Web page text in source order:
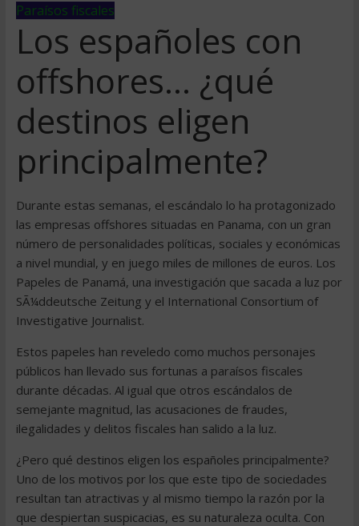
Paraísos fiscales
Los españoles con
offshores… ¿qué
destinos eligen
principalmente?
Durante estas semanas, el escándalo lo ha protagonizado
las empresas offshores situadas en Panama, con un gran
número de personalidades políticas, sociales y económicas
a nivel mundial, y en juego miles de millones de euros. Los
Papeles de Panamá, una investigación que sacada a luz por
SÃ¼ddeutsche Zeitung y el International Consortium of
Investigative Journalist.
Estos papeles han reveledo como muchos personajes
públicos han llevado sus fortunas a paraísos fiscales
durante décadas. Al igual que otros escándalos de
semejante magnitud, las acusaciones de fraudes,
ilegalidades y delitos fiscales han salido a la luz.
¿Pero qué destinos eligen los españoles principalmente?
Uno de los motivos por los que este tipo de sociedades
resultan tan atractivas y al mismo tiempo la razón por la
que despiertan suspicacias, es su naturaleza oculta. Con